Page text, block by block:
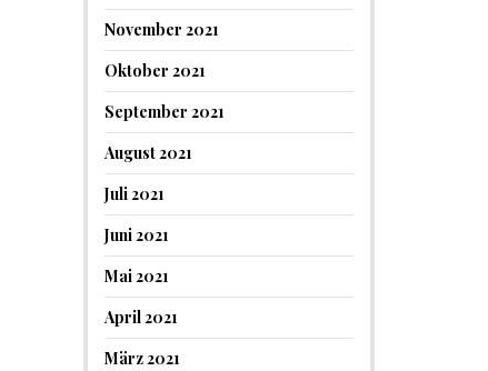
November 2021
Oktober 2021
September 2021
August 2021
Juli 2021
Juni 2021
Mai 2021
April 2021
März 2021